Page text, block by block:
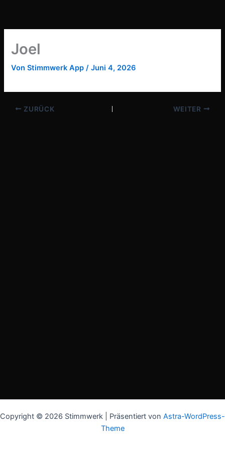
springen
Joel
VonStimmwerk App/Juni 4, 2026
ZURÜCK WEITER
Copyright © 2026 Stimmwerk | Präsentiert von Astra-WordPress-
Theme